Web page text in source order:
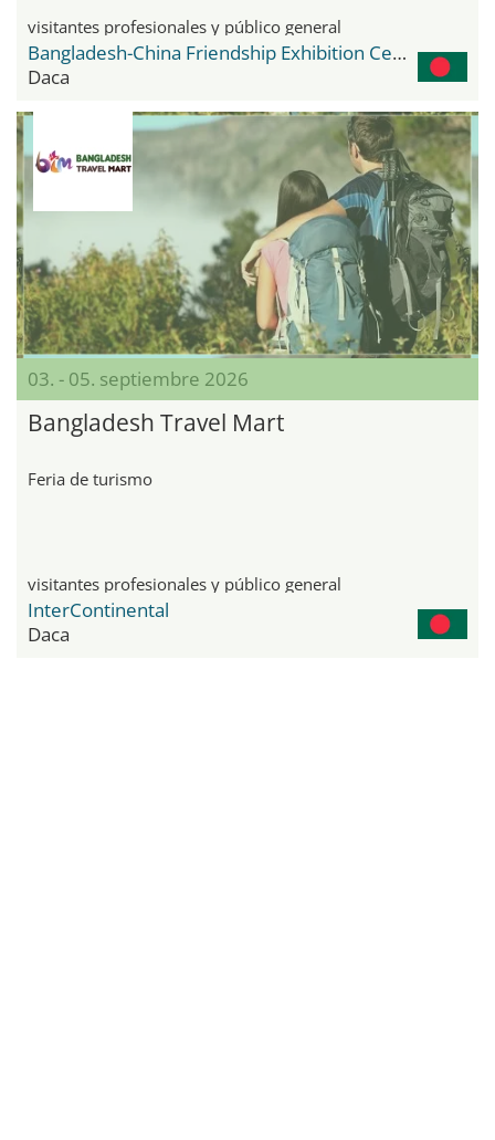
visitantes profesionales y público general
Bangladesh-China Friendship Exhibition Center
Daca
03. - 05. septiembre 2026
Bangladesh Travel Mart
Feria de turismo
visitantes profesionales y público general
InterContinental
Daca